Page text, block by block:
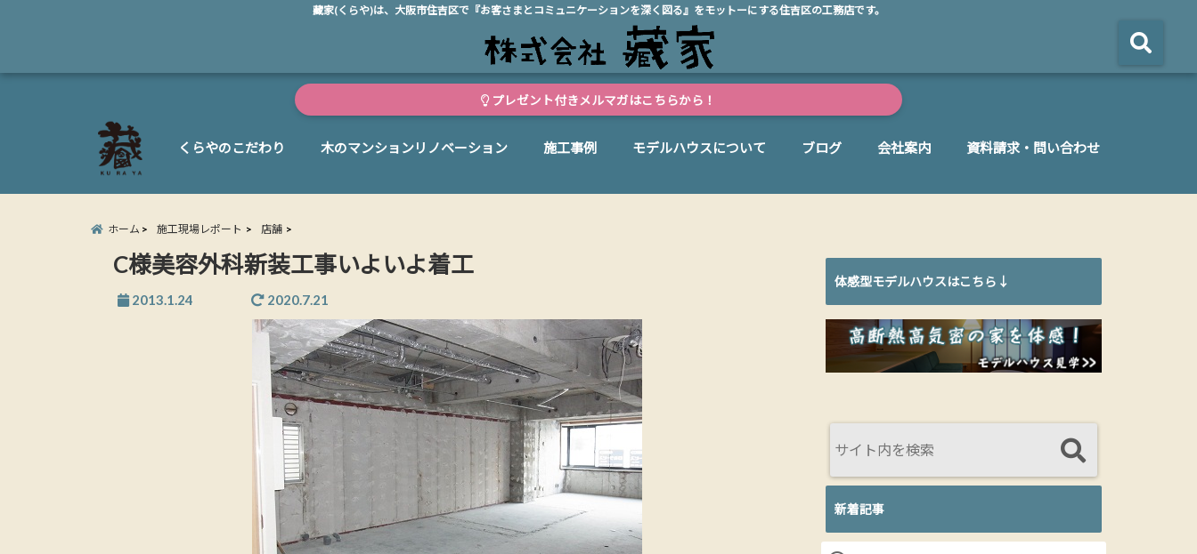
藏家(くらや)は、大阪市住吉区で『お客さまとコミュニケーションを深く図る』をモットーにする住吉区の工務店です。
プレゼント付きメルマガはこちらから！
くらやのこだわり 木のマンションリノベーション 施工事例 モデルハウスについて ブログ 会社案内 資料請求・問い合わせ
ホーム 施工現場レポート 店舗
C様美容外科新装工事いよいよ着工
2013.1.24 2020.7.21
体感型モデルハウスはこちら↓
新着記事